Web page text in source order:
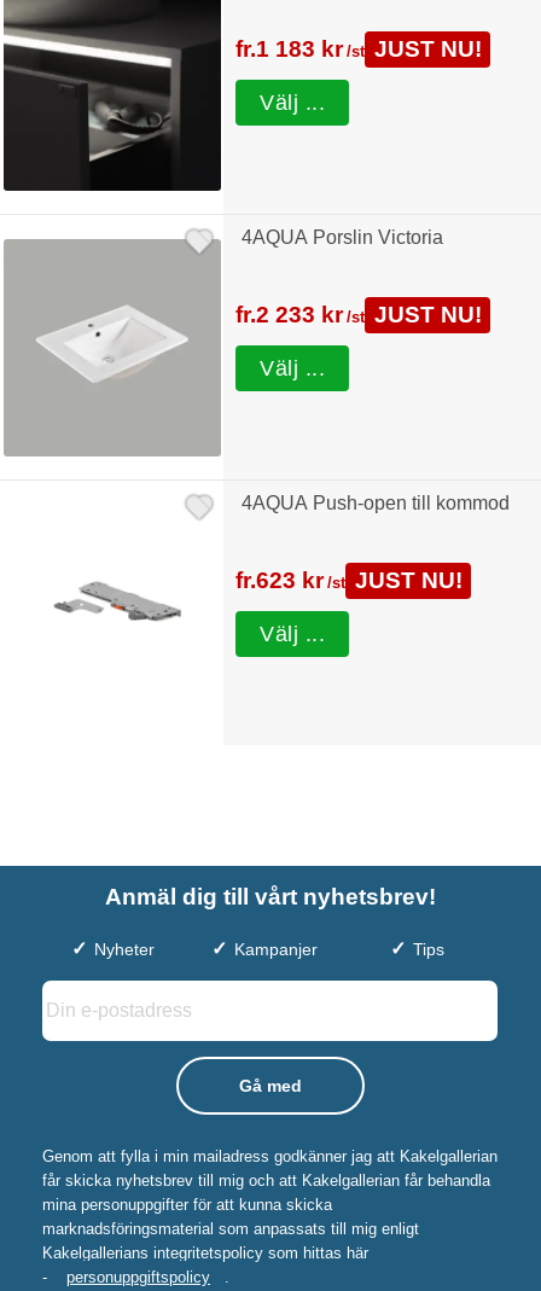
fr.1 183 kr /st JUST NU!
Välj ...
4AQUA Porslin Victoria
fr.2 233 kr /st JUST NU!
Välj ...
4AQUA Push-open till kommod
fr.623 kr /st JUST NU!
Välj ...
Anmäl dig till vårt nyhetsbrev!
Nyheter Kampanjer Tips
Genom att fylla i min mailadress godkänner jag att Kakelgallerian
får skicka nyhetsbrev till mig och att Kakelgallerian får behandla
mina personuppgifter för att kunna skicka
marknadsföringsmaterial som anpassats till mig enligt
Kakelgallerians integritetspolicy som hittas här
-
personuppgiftspolicy .